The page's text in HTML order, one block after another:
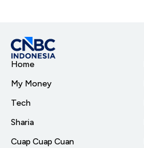
Home
My Money
Tech
Sharia
Cuap Cuap Cuan